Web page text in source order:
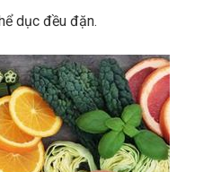
dục đều đặn.